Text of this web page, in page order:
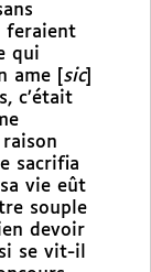
feraient
qui
[ sic]
c’était
sacrifia
vie eût
souple
devoir
se vit-il